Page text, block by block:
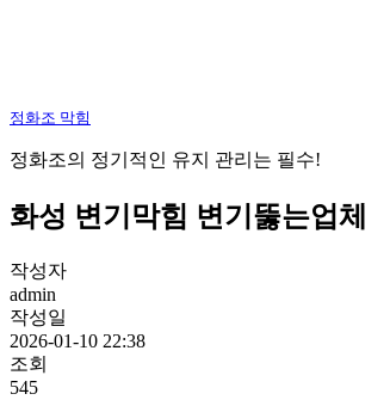
정화조 막힘
정화조의 정기적인 유지 관리는 필수!
화성 변기막힘 변기뚫는업체
작성자
admin
작성일
2026-01-10 22:38
조회
545